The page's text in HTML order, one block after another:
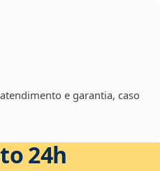
e garantia, caso
24h